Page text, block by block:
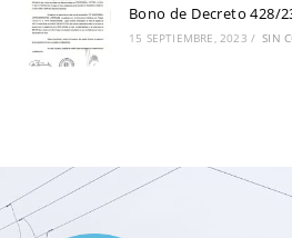
Bono de Decreto 428/
15 SEPTIEMBRE, 2023 / SIN